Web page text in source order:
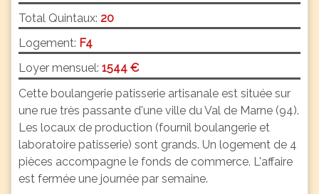
Total Quintaux: 20
Logement: F4
Loyer mensuel: 1544 €
Cette boulangerie patisserie artisanale est située sur
une rue très passante d'une ville du Val de Marne (94).
Les locaux de production (fournil boulangerie et
laboratoire patisserie) sont grands. Un logement de 4
pièces accompagne le fonds de commerce. L'affaire
est fermée une journée par semaine.